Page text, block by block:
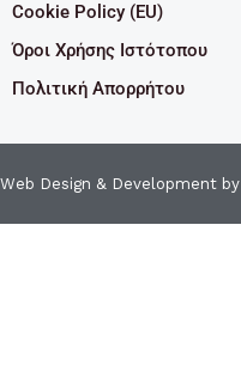
Cookie Policy (EU)
Όροι Χρήσης Ιστότοπου
Πολιτική Απορρήτου
Web Design & Development by